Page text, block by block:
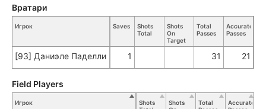
Игрок Saves
Shots
Total
Shots
On
Target
Total
Passes
Accurate
Passes
[93] Даниэле Паделли 1 31 21
Вратари
Игрок
Shots
Shots
Total
Accurate
Field Players